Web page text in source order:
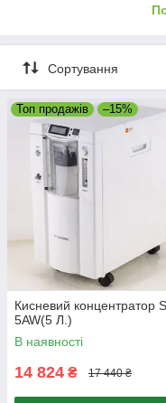
терапевтично
Навколишній повітря
бактерицидний фільтр
компресор, звідки під
З колонок кисень
накопичувач,
зволожувач, а потім
канюлями до пацієнта.
Сортування
Топ продажів –15%
Кисневий концентратор
5AW(5 Л.)
В наявності
14 824 ₴ 17 440 ₴